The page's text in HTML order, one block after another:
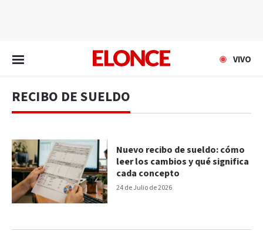
VIVO
RECIBO DE SUELDO
24 de Julio de 2026
Nuevo recibo de sueldo: cómo
leer los cambios y qué significa
cada concepto